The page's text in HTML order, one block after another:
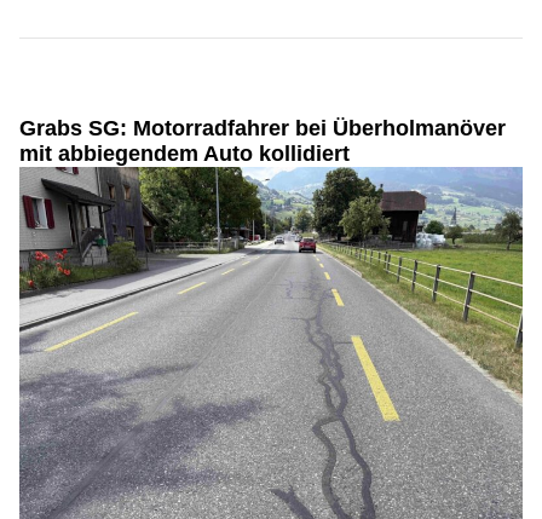
Grabs SG: Motorradfahrer bei Überholmanöver
mit abbiegendem Auto kollidiert